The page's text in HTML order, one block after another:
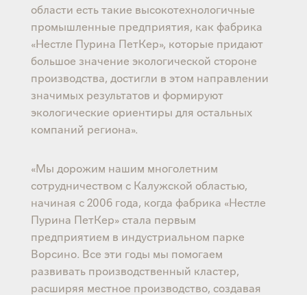
области есть такие высокотехнологичные
промышленные предприятия, как фабрика
«Нестле Пурина ПетКер», которые придают
большое значение экологической стороне
производства, достигли в этом направлении
значимых результатов и формируют
экологические ориентиры для остальных
компаний региона».
«Мы дорожим нашим многолетним
сотрудничеством с Калужской областью,
начиная с 2006 года, когда фабрика «Нестле
Пурина ПетКер» стала первым
предприятием в индустриальном парке
Ворсино. Все эти годы мы помогаем
развивать производственный кластер,
расширяя местное производство, создавая